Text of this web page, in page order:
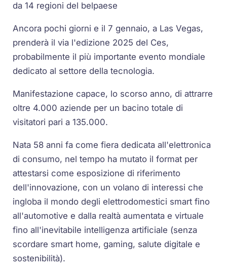
da 14 regioni del belpaese
Ancora pochi giorni e il 7 gennaio, a Las Vegas,
prenderà il via l'edizione 2025 del Ces,
probabilmente il più importante evento mondiale
dedicato al settore della tecnologia.
Manifestazione capace, lo scorso anno, di attrarre
oltre 4.000 aziende per un bacino totale di
visitatori pari a 135.000.
Nata 58 anni fa come fiera dedicata all'elettronica
di consumo, nel tempo ha mutato il format per
attestarsi come esposizione di riferimento
dell'innovazione, con un volano di interessi che
ingloba il mondo degli elettrodomestici smart fino
all'automotive e dalla realtà aumentata e virtuale
fino all'inevitabile intelligenza artificiale (senza
scordare smart home, gaming, salute digitale e
sostenibilità).